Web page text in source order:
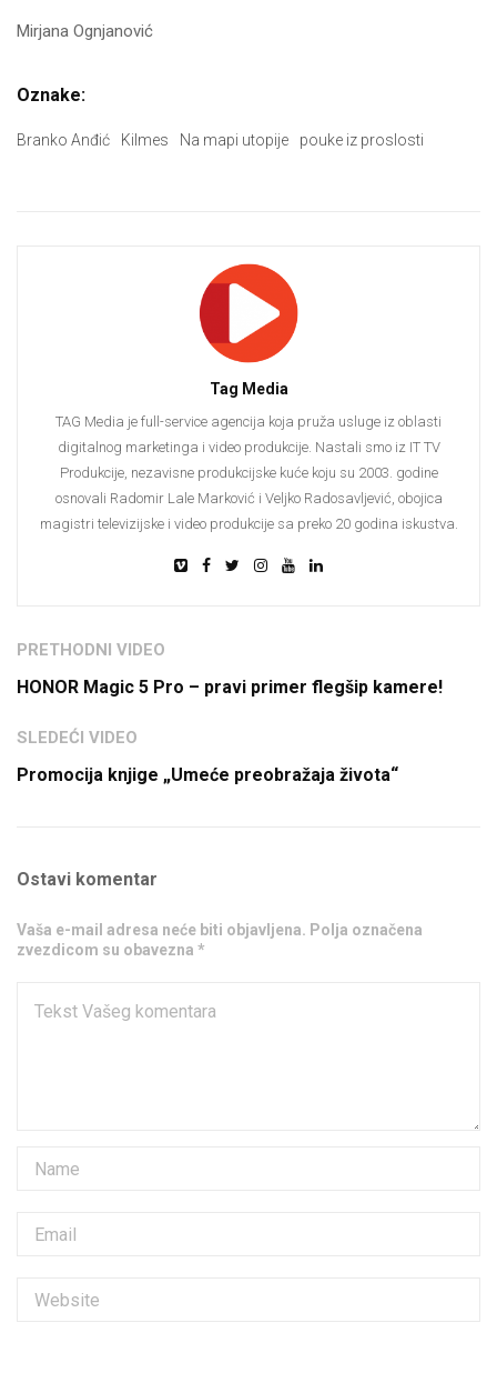
Mirjana Ognjanović
Oznake:
Branko Anđić Kilmes Na mapi utopije pouke iz proslosti
Tag Media
TAG Media je full-service agencija koja pruža usluge iz oblasti
digitalnog marketinga i video produkcije. Nastali smo iz IT TV
Produkcije, nezavisne produkcijske kuće koju su 2003. godine
osnovali Radomir Lale Marković i Veljko Radosavljević, obojica
magistri televizijske i video produkcije sa preko 20 godina iskustva.
PRETHODNI VIDEO
HONOR Magic 5 Pro – pravi primer flegšip kamere!
SLEDEĆI VIDEO
Promocija knjige „Umeće preobražaja života“
Ostavi komentar
Vaša e-mail adresa neće biti objavljena. Polja označena
zvezdicom su obavezna *